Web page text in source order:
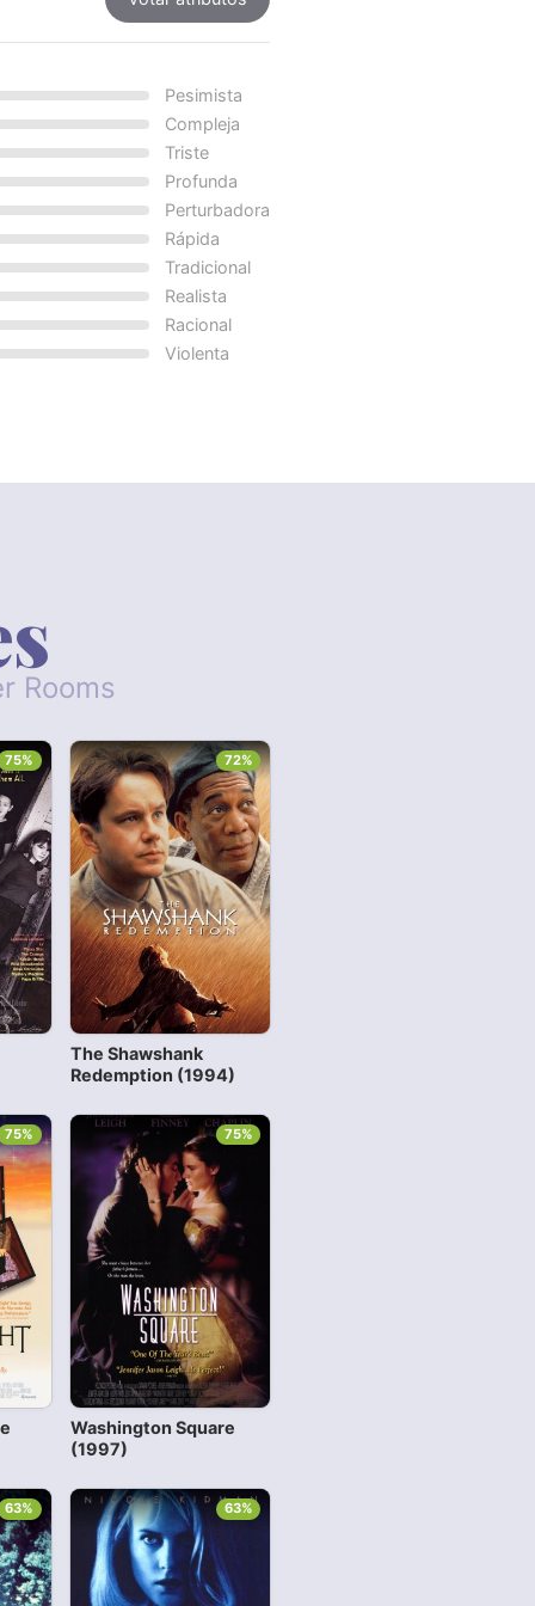
Pesimista
Compleja
Triste
Profunda
Perturbadora
Rápida
Tradicional
Realista
Racional
Violenta
Rooms
75%
The Shawshank
Redemption (1994)
72%
75%
Washington Square
(1997)
75%
63% 63%